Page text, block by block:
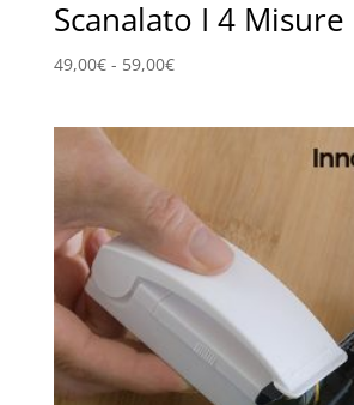
Scanalato I 4 Misure
49,00€ - 59,00€Fascia
a
59,00€